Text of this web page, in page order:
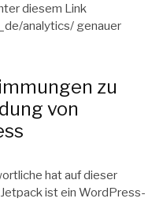
diesem Link
analytics/ genauer
zu
von
hat auf dieser
ist ein WordPress-